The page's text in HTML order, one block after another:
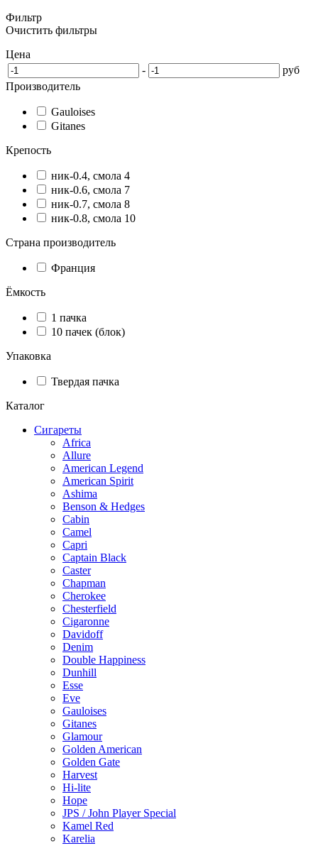
Фильтр
Очистить фильтры
Цена
-
руб
Производитель
Gauloises
Gitanes
Крепость
ник-0.4, смола 4
ник-0.6, смола 7
ник-0.7, смола 8
ник-0.8, смола 10
Страна производитель
Франция
Ёмкость
1 пачка
10 пачек (блок)
Упаковка
Твердая пачка
Каталог
Сигареты
Africa
Allure
American Legend
American Spirit
Ashima
Benson & Hedges
Cabin
Camel
Capri
Captain Black
Caster
Chapman
Cherokee
Chesterfield
Cigaronne
Davidoff
Denim
Double Happiness
Dunhill
Esse
Eve
Gauloises
Gitanes
Glamour
Golden American
Golden Gate
Harvest
Hi-lite
Hope
JPS / John Player Special
Kamel Red
Karelia